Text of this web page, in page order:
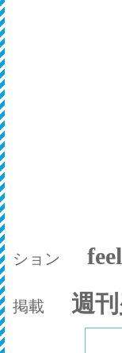
ション
掲載 週刊